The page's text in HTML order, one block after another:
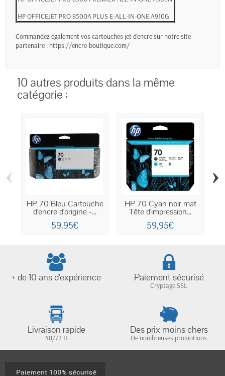
HP OFFICEJET PRO 8500A PLUS E-ALL-IN-ONE A910G
Commandez également vos cartouches jet d'encre sur notre site
partenaire : https://encre-boutique.com/
10 autres produits dans la même
catégorie :
HP 70 Bleu Cartouche
d'encre d'origine -...
59,95€
HP 70 Cyan noir mat
Tête d'impression...
59,95€
‹ ›
+ de 10 ans d'expérience Paiement sécurisé
Cryptage SSL
Livraison rapide
48/72 H
Des prix moins chers
De nombreuses promotions